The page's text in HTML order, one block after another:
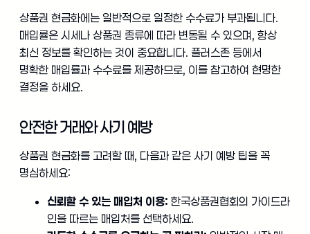
상품권 현금화에는 일반적으로 일정한 수수료가 부과됩니다.
매입률은 시세나 상품권 종류에 따라 변동될 수 있으며, 항상
최신 정보를 확인하는 것이 중요합니다. 플러스존 등에서
명확한 매입률과 수수료를 제공하므로, 이를 참고하여 현명한
결정을 하세요.
안전한 거래와 사기 예방
상품권 현금화를 고려할 때, 다음과 같은 사기 예방 팁을 꼭
명심하세요:
신뢰할 수 있는 매입처 이용: 한국상품권협회의 가이드라
인을 따르는 매입처를 선택하세요.